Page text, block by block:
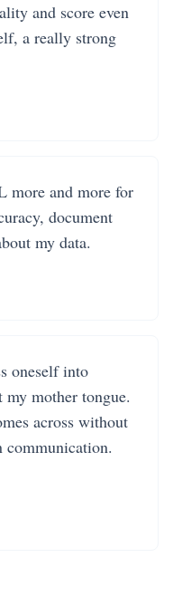
and score even
a really strong
more and more for
document
my data.
oneself into
mother tongue.
across without
communication.